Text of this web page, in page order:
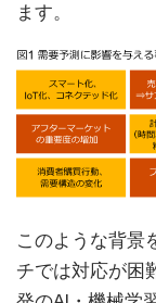
ます。
このような背景
チでは対応が困